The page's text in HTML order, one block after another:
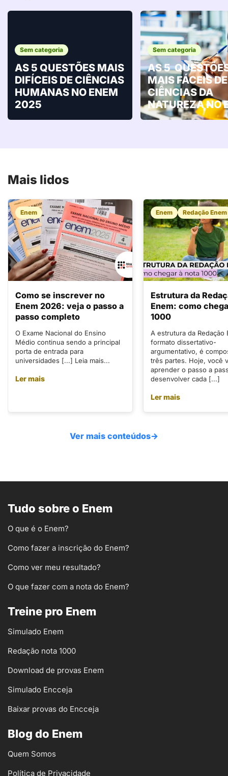
Sem categoria
AS 5 QUESTÕES MAIS
DIFÍCEIS DE CIÊNCIAS
HUMANAS NO ENEM
2025
Sem categoria
AS 5
MAIS FÁCEIS DE
CIÊNCIAS DA
NATUREZA NO
Mais lidos
Enem
Como se inscrever no
Enem 2026: veja o passo a
passo completo
O Exame Nacional do Ensino
Médio continua sendo a principal
porta de entrada para
universidades [...] Leia mais...
Ler mais
Enem Redação Enem
Estrutura da
Enem: como
1000
A estrutura da Redação
formato dissertativo-
argumentativo, é
três partes. Hoje, você
aprender o passo a
desenvolver cada [...]
Ler mais
Ver mais conteúdos→
Tudo sobre o Enem
O que é o Enem?
Como fazer a inscrição do Enem?
Como ver meu resultado?
O que fazer com a nota do Enem?
Treine pro Enem
Simulado Enem
Redação nota 1000
Download de provas Enem
Simulado Encceja
Baixar provas do Encceja
Blog do Enem
Quem Somos
Política de Privacidade